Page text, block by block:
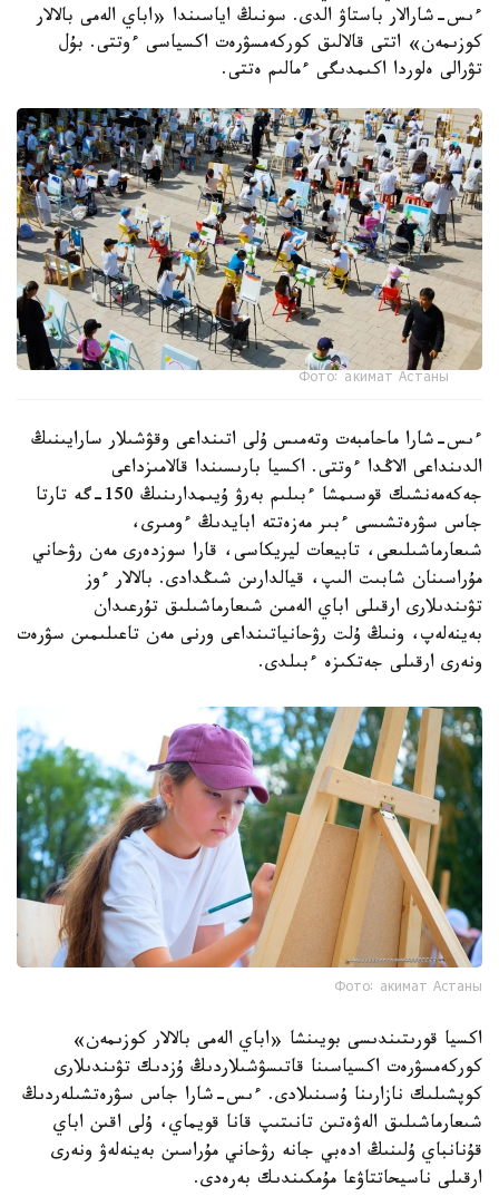
ءىس-شارالار باستاۋ الدى. سونىڭ اياسىندا «اباي الەمى بالالار
كوزىمەن» اتتى قالالىق كوركەمسۋرەت اكسياسى ءوتتى. بۇل
تۋرالى ەلوردا اكىمدىگى ءمالىم ەتتى.
Фото: акимат Астаны
ءىس-شارا ماحامبەت وتەمىس ۇلى اتىنداعى وقۋشىلار سارايىنىڭ
الدىنداعى الاڭدا ءوتتى. اكسيا بارىسىندا قالامىزداعى
جەكەمەنشىك قوسىمشا ءبىلىم بەرۋ ۇيىمدارىنىڭ 150-گە تارتا
جاس سۋرەتشىسى ءبىر مەزەتتە ابايدىڭ ءومىرى،
شىعارماشىلىعى، تابيعات ليريكاسى، قارا سوزدەرى مەن رۋحاني
مۇراسىنان شابىت الىپ، قيالدارىن شىڭدادى. بالالار ءوز
تۋىندىلارى ارقىلى اباي الەمىن شىعارماشىلىق تۇرعىدان
بەينەلەپ، ونىڭ ۇلت رۋحانياتىنداعى ورنى مەن تاعىلىمىن سۋرەت
ونەرى ارقىلى جەتكىزە ءبىلدى.
Фото: акимат Астаны
اكسيا قورىتىندىسى بويىنشا «اباي الەمى بالالار كوزىمەن»
كوركەمسۋرەت اكسياسىنا قاتىسۋشىلاردىڭ ۇزدىك تۋىندىلارى
كوپشىلىك نازارىنا ۇسىنىلادى. ءىس-شارا جاس سۋرەتشىلەردىڭ
شىعارماشىلىق الەۋەتىن تانىتىپ قانا قويماي، ۇلى اقىن اباي
قۇنانباي ۇلىنىڭ ادەبي جانە رۋحاني مۇراسىن بەينەلەۋ ونەرى
ارقىلى ناسيحاتتاۋعا مۇمكىندىك بەرەدى.